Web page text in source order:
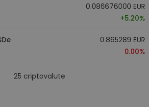
0.086676000 EUR
+5.20%
0.865289 EUR
0.00%
25 criptovalute